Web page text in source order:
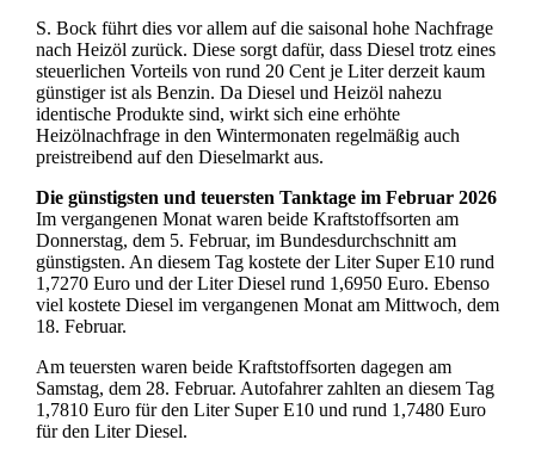
S. Bock führt dies vor allem auf die saisonal hohe Nachfrage
nach Heizöl zurück. Diese sorgt dafür, dass Diesel trotz eines
steuerlichen Vorteils von rund 20 Cent je Liter derzeit kaum
günstiger ist als Benzin. Da Diesel und Heizöl nahezu
identische Produkte sind, wirkt sich eine erhöhte
Heizölnachfrage in den Wintermonaten regelmäßig auch
preistreibend auf den Dieselmarkt aus.
Die günstigsten und teuersten Tanktage im Februar 2026
Im vergangenen Monat waren beide Kraftstoffsorten am
Donnerstag, dem 5. Februar, im Bundesdurchschnitt am
günstigsten. An diesem Tag kostete der Liter Super E10 rund
1,7270 Euro und der Liter Diesel rund 1,6950 Euro. Ebenso
viel kostete Diesel im vergangenen Monat am Mittwoch, dem
18. Februar.
Am teuersten waren beide Kraftstoffsorten dagegen am
Samstag, dem 28. Februar. Autofahrer zahlten an diesem Tag
1,7810 Euro für den Liter Super E10 und rund 1,7480 Euro
für den Liter Diesel.